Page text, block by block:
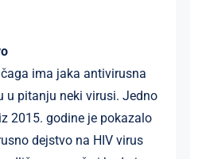
ima jaka antivirusna
u pitanju neki virusi. Jedno
2015. godine je pokazalo
dejstvo na HIV virus